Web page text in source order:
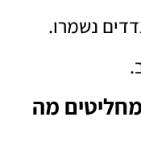
נשמרו.
מה